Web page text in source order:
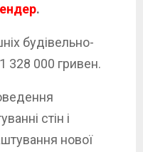
.
будівельно-
328 000 гривен.
стін і
нової